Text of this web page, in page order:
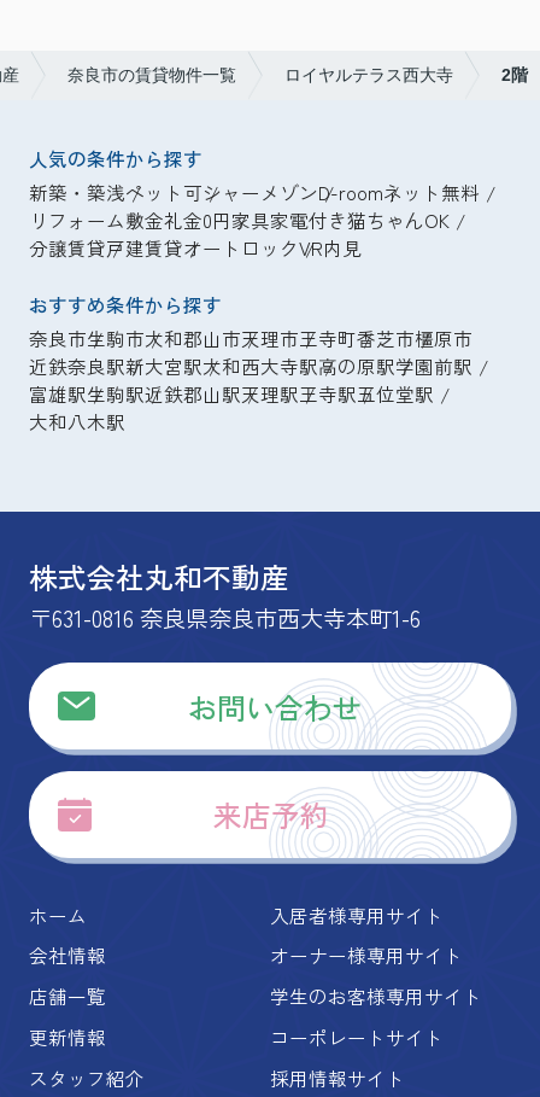
奈良市の賃貸物件一覧 ロイヤルテラス西大寺 2階
人気の条件から探す
新築・築浅ペット可シャーメゾンD-roomネット無料
リフォーム敷金礼金0円家具家電付き猫ちゃんOK
分譲賃貸戸建賃貸オートロックVR内見
おすすめ条件から探す
奈良市生駒市大和郡山市天理市王寺町香芝市橿原市
近鉄奈良駅新大宮駅大和西大寺駅高の原駅学園前駅
富雄駅生駒駅近鉄郡山駅天理駅王寺駅五位堂駅
大和八木駅
株式会社丸和不動産
〒631-0816 奈良県奈良市西大寺本町1-6
お問い合わせ
来店予約
ホーム
会社情報
店舗一覧
更新情報
スタッフ紹介
入居者様専用サイト
オーナー様専用サイト
学生のお客様専用サイト
コーポレートサイト
採用情報サイト